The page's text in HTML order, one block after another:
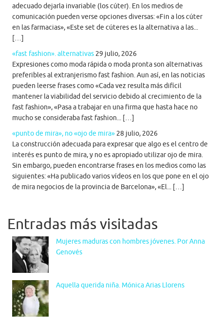
adecuado dejarla invariable (los cúter). En los medios de
comunicación pueden verse opciones diversas: «Fin a los cúter
en las farmacias», «Este set de cúteres es la alternativa a las...
[…]
«fast fashion». alternativas 29 julio, 2026
Expresiones como moda rápida o moda pronta son alternativas
preferibles al extranjerismo fast fashion. Aun así, en las noticias
pueden leerse frases como «Cada vez resulta más difícil
mantener la viabilidad del servicio debido al crecimiento de la
fast fashion», «Pasa a trabajar en una firma que hasta hace no
mucho se consideraba fast fashion... […]
«punto de mira», no «ojo de mira» 28 julio, 2026
La construcción adecuada para expresar que algo es el centro de
interés es punto de mira, y no es apropiado utilizar ojo de mira.
Sin embargo, pueden encontrarse frases en los medios como las
siguientes: «Ha publicado varios vídeos en los que pone en el ojo
de mira negocios de la provincia de Barcelona», «El... […]
Entradas más visitadas
Mujeres maduras con hombres jóvenes. Por Anna
Genovés
Aquella querida niña. Mónica Arias Llorens